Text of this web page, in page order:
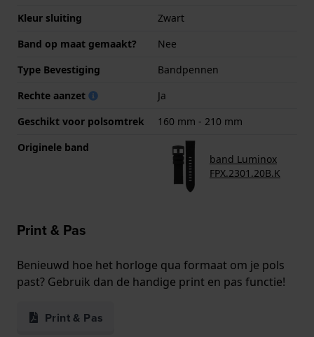
Kleur sluiting
Zwart
Band op maat gemaakt?
Nee
Type Bevestiging
Bandpennen
Rechte aanzet
Ja
Geschikt voor polsomtrek
160 mm - 210 mm
Originele band
band Luminox
FPX.2301.20B.K
Print & Pas
Benieuwd hoe het horloge qua formaat om je pols
past? Gebruik dan de handige print en pas functie!
Print & Pas